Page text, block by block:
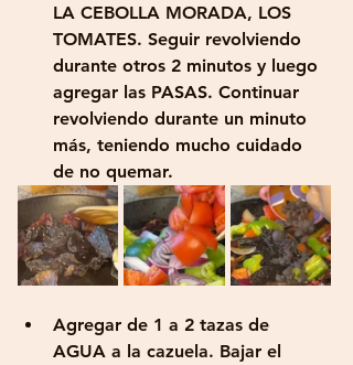
LA CEBOLLA MORADA, LOS
TOMATES. Seguir revolviendo
durante otros 2 minutos y luego
agregar las PASAS. Continuar
revolviendo durante un minuto
más, teniendo mucho cuidado
de no quemar.
Agregar de 1 a 2 tazas de
AGUA a la cazuela. Bajar el